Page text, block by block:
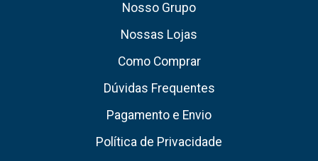
Nosso Grupo
Nossas Lojas
Como Comprar
Dúvidas Frequentes
Pagamento e Envio
Política de Privacidade